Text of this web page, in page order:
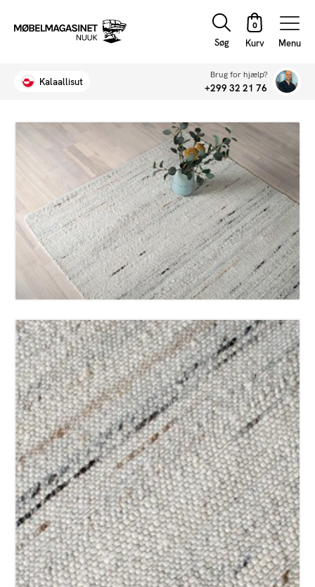
Søg Menu
Kalaallisut
Brug for hjælp?
+299 32 21 76